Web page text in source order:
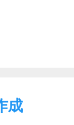
を組み合わせ
ムの一つ上の
たの出し入れ
成